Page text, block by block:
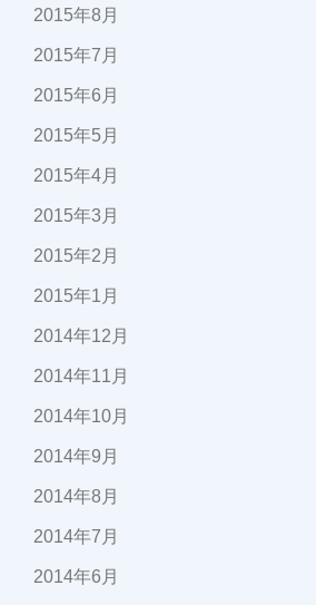
2015年8月
2015年7月
2015年6月
2015年5月
2015年4月
2015年3月
2015年2月
2015年1月
2014年12月
2014年11月
2014年10月
2014年9月
2014年8月
2014年7月
2014年6月